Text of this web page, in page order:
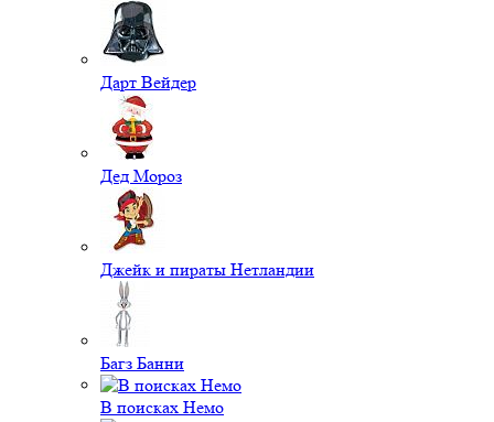
Дарт Вейдер
Дед Мороз
Джейк и пираты Нетландии
Багз Банни
В поисках Немо